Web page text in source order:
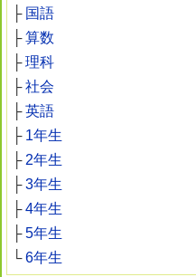
├ 国語
├算数
├理科
├社会
├英語
├ 1年生
├ 2年生
├3年生
├4年生
├5年生
└6年生